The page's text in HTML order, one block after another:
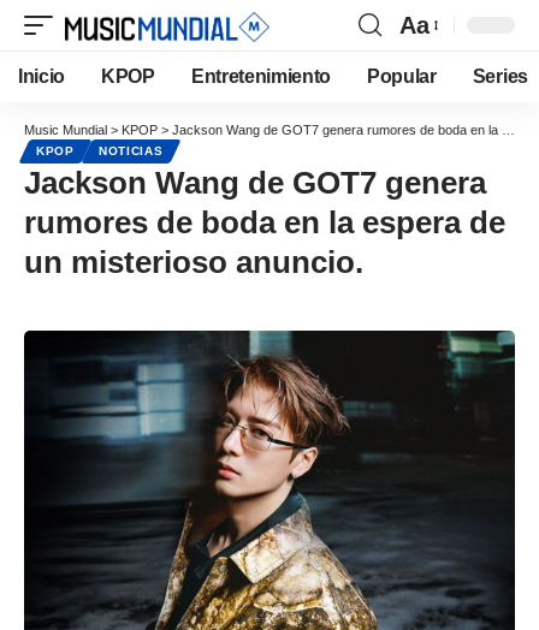
Aa
Inicio KPOP Entretenimiento Popular Series
Music Mundial > KPOP > Jackson Wang de GOT7 genera rumores de boda en la espera de un misterioso anuncio.
KPOP NOTICIAS
Jackson Wang de GOT7 genera
rumores de boda en la espera de
un misterioso anuncio.